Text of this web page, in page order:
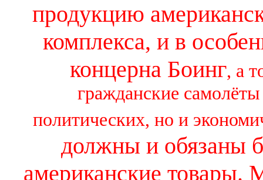
продукцию
комплекса, и в
концерна Боинг, а
гражданские
политических, но и
должны и обязаны
американские